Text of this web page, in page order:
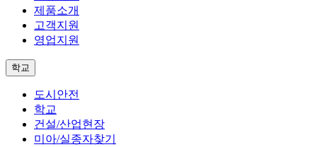
제품소개
고객지원
영업지원
학교
도시안전
학교
건설/산업현장
미아/실종자찾기